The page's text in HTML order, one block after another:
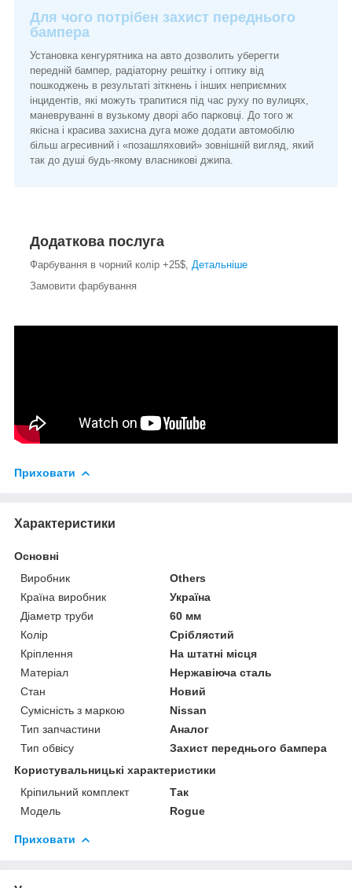
Для чого потрібен захист переднього
бампера
Установка кенгурятника на авто дозволить уберегти
передній бампер, радіаторну решітку і оптику від
пошкоджень в результаті зіткнень і інших неприємних
інцидентів, які можуть трапитися під час руху по вулицях,
маневруванні в вузькому дворі або парковці. До того ж
якісна і красива захисна дуга може додати автомобілю
більш агресивний і «позашляховий» зовнішній вигляд, який
так до душі будь-якому власникові джипа.
Додаткова послуга
Фарбування в чорний колір +25$, Детальніше
Замовити фарбування
Приховати
Характеристики
Основні
Виробник
Others
Країна виробник
Україна
Діаметр труби
60 мм
Колір
Сріблястий
Кріплення
На штатні місця
Матеріал
Нержавіюча сталь
Стан
Новий
Сумісність з маркою
Nissan
Тип запчастини
Аналог
Тип обвісу
Захист переднього бампера
Користувальницькі характеристики
Кріпильний комплект
Так
Мoдель
Rogue
Приховати